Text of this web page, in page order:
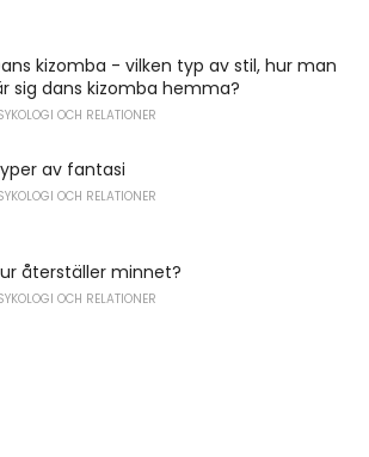
kizomba - vilken typ av stil, hur man
sig dans kizomba hemma?
OCH RELATIONER
av fantasi
OCH RELATIONER
återställer minnet?
OCH RELATIONER